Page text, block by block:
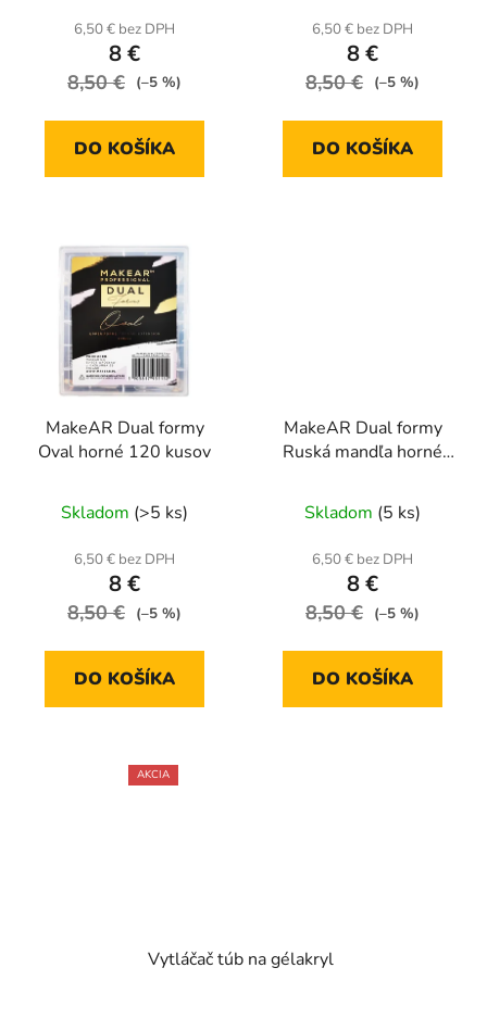
6,50 € bez DPH
8 €
8,50 € (–5 %)
DO KOŠÍKA
6,50 € bez DPH
8 €
8,50 € (–5 %)
DO KOŠÍKA
MakeAR Dual formy
Oval horné 120 kusov
Skladom (>5 ks)
6,50 € bez DPH
8 €
8,50 € (–5 %)
DO KOŠÍKA
MakeAR Dual formy
Ruská mandľa horné
Skladom (5 ks)
6,50 € bez DPH
8 €
8,50 € (–5 %)
DO KOŠÍKA
AKCIA
Vytláčač túb na gélakryl